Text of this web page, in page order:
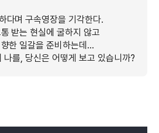
다며 구속영장을 기각한다.
받는 현실에 굴하지 않고
한 일갈을 준비하는데…
를, 당신은 어떻게 보고 있습니까?